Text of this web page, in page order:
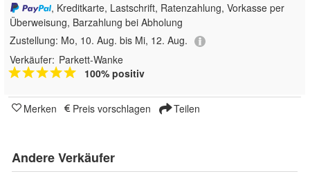
, Kreditkarte, Lastschrift, Ratenzahlung, Vorkasse per
Überweisung, Barzahlung bei Abholung
Zustellung: Mo, 10. Aug. bis Mi, 12. Aug.
Verkäufer: Parkett-Wanke
100% positiv
Merken Preis vorschlagen Teilen
Andere Verkäufer